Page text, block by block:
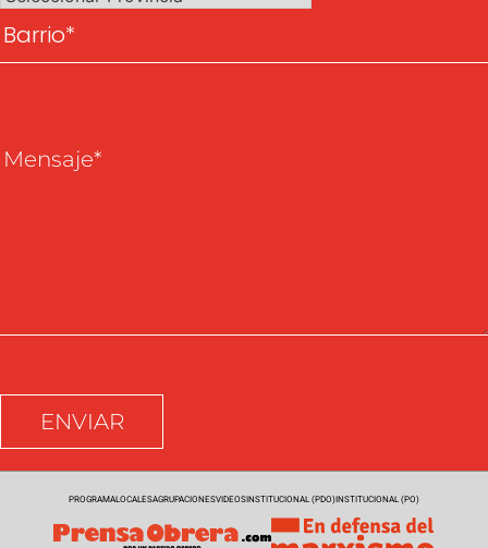
PROGRAMALOCALESAGRUPACIONESVIDEOSINSTITUCIONAL (PDO)INSTITUCIONAL (PO)